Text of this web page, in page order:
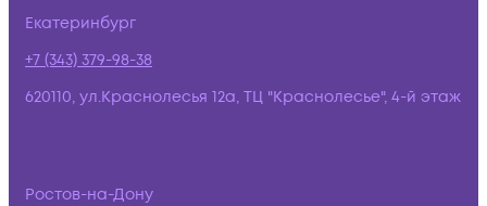
Екатеринбург
+7 (343) 379-98-38
620110, ул.Краснолесья 12а, ТЦ "Краснолесье", 4-й этаж
Ростов-на-Дону